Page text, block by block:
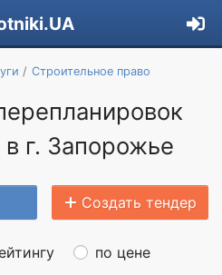
Строительное право
г. Запорожье
Создать тендер
по цене